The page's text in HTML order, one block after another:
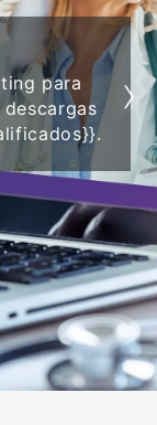
para
›